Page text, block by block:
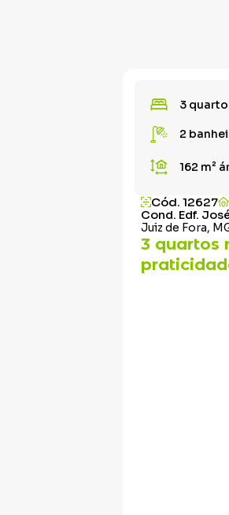
3
2
162 m²
Cód. 12627
Cond. Edf.
Juiz de Fora,
3 quartos